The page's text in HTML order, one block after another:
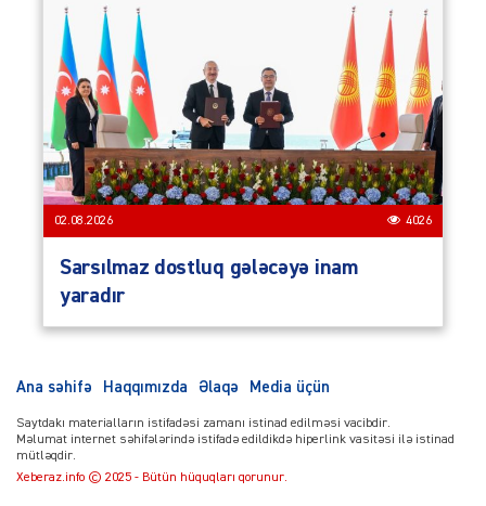
02.08.2026 4026
Sarsılmaz dostluq gələcəyə inam
yaradır
Ana səhifə Haqqımızda Əlaqə Media üçün
Saytdakı materialların istifadəsi zamanı istinad edilməsi vacibdir.
Məlumat internet səhifələrində istifadə edildikdə hiperlink vasitəsi ilə istinad
mütləqdir.
Xeberaz.info © 2025 - Bütün hüquqları qorunur.